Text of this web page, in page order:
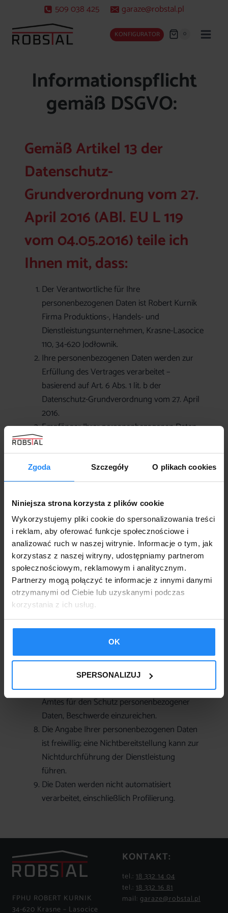
Zgoda Szczegóły O plikach cookies
Niniejsza strona korzysta z plików cookie
Wykorzystujemy pliki cookie do spersonalizowania treści
i reklam, aby oferować funkcje społecznościowe i
analizować ruch w naszej witrynie. Informacje o tym, jak
korzystasz z naszej witryny, udostępniamy partnerom
społecznościowym, reklamowym i analitycznym.
Partnerzy mogą połączyć te informacje z innymi danymi
otrzymanymi od Ciebie lub uzyskanymi podczas
korzystania z ich usług.
OK
SPERSONALIZUJ
springen
509 038 425 garaze@robstal.pl
KONFIGURATOR 0
Informationspflicht
gemäß DSGVO:
Gemäß Artikel 13 der
Datenschutz-
Grundverordnung vom 27.
April 2016 (ABl. EU L 119
vom 04.05.2016) teile ich
Ihnen mit, dass:
Der Verantwortliche für Ihre
personenbezogenen Daten ist Robert Kurnik
Firma Produktions-, Handels- und
Dienstleistungsunternehmen, Krasne-Lasocice
110, 34-620 Jodłownik.
Ihre personenbezogenen Daten werden zur
Erfüllung des Vertrages verarbeitet –
basierend auf Art. 6 Abs. 1 lit. b der
Datenschutz-Grundverordnung vom 27. April
2016.
Empfänger Ihrer personenbezogenen Daten
werden ausschließlich autorisierte Stellen
sein.
Ihre personenbezogenen Daten werden nicht
an ein Drittland oder eine internationale
Ihre personenbezogenen Daten werden für
die Dauer der Vertragserfüllung und nach
Vertragsende bis zur Verjährung von
Ansprüchen aus dem Vertrag oder bis zum
Ablauf der gesetzlichen
Aufbewahrungspflichten gespeichert.
Sie haben das Recht auf: Auskunft über Ihre
personenbezogenen Daten, deren
Berichtigung, Löschung oder Einschränkung
Verarbeitung, Datenübertragbarkeit sowie auf
Widerruf der Einwilligung zu jedem Zeitpunkt.
Sie haben das Recht, bei der
Aufsichtsbehörde, dem Präsidenten des
Amtes für den Schutz personenbezogener
Daten, Beschwerde einzureichen.
Die Angabe Ihrer personenbezogenen Daten
ist freiwillig; eine Nichtbereitstellung kann zur
Nichtdurchführung der Dienstleistung
führen.
Die Daten werden nicht automatisiert
verarbeitet, einschließlich Profilierung.
FPHU ROBERT KURNIK
34-620 Krasne – Lasocice
KONTAKT:
tel.: 18 332 14 04
tel.: 18 332 16 81
mail: garaze@robstal.pl